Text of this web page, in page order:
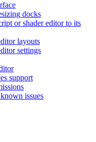
docks
or shader editor to its
layouts
settings
support
issues